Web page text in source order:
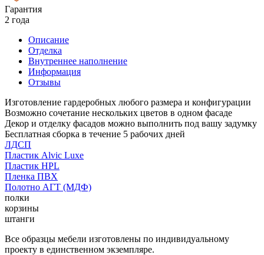
Гарантия
2 года
Описание
Отделка
Внутреннее наполнение
Информация
Отзывы
Изготовление гардеробных любого размера и конфигурации
Возможно сочетание нескольких цветов в одном фасаде
Декор и отделку фасадов можно выполнить под вашу задумку
Бесплатная сборка в течение 5 рабочих дней
ЛДСП
Пластик Alvic Luxe
Пластик HPL
Пленка ПВХ
Полотно АГТ (МДФ)
полки
корзины
штанги
Все образцы мебели изготовлены по индивидуальному
проекту в единственном экземпляре.